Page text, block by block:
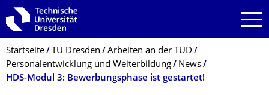
Zur Hauptnavigation springen
Zur Suche springen
Zum Inhalt springen
Breadcrumb-Menü
Startseite TU Dresden
Arbeiten an der TUD
Personalentwicklung und Weiterbildung
News
HDS-Modul 3: Bewerbungsphase ist gestartet!